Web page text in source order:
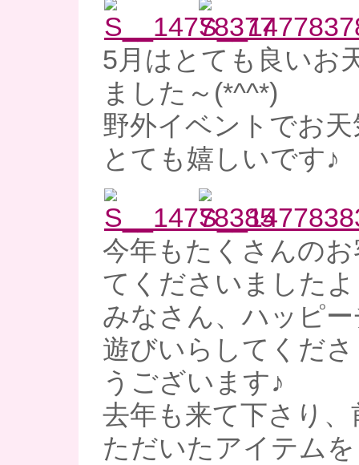
5月はとても良いお
ました～(*^^*)
野外イベントでお
とても嬉しいです♪
今年もたくさんの
てくださいましたよ
みなさん、ハッピ
遊びいらしてくだ
うございます♪
去年も来て下さり
ただいたアイテムを